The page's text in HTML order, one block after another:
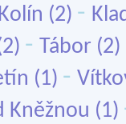
(2) -
- Tábor (2)
(1) -
Kněžnou (1)